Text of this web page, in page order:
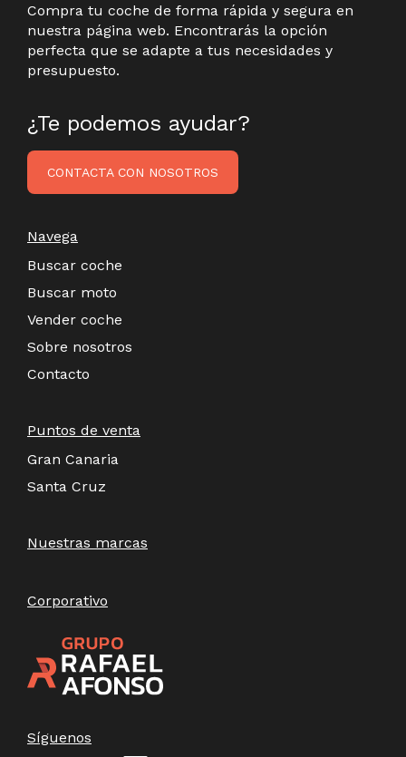
Compra tu coche de forma rápida y segura en
nuestra página web. Encontrarás la opción
perfecta que se adapte a tus necesidades y
presupuesto.
¿Te podemos ayudar?
CONTACTA CON NOSOTROS
Navega
Buscar coche
Buscar moto
Vender coche
Sobre nosotros
Contacto
Puntos de venta
Gran Canaria
Santa Cruz
Nuestras marcas
Corporativo
Síguenos